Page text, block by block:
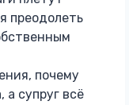
преодолеть
почему
а супруг всё